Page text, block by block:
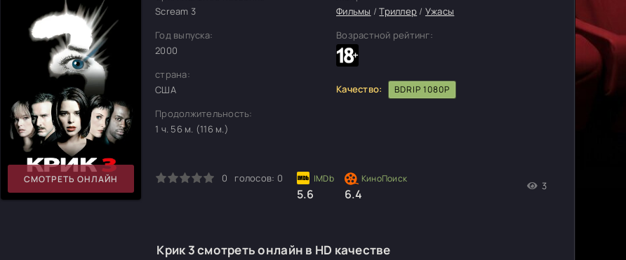
СМОТРЕТЬ ОНЛАЙН
Scream 3
Год выпуска:
2000
страна:
США
Продолжительность:
1 ч. 56 м. (116 м.)
1 2 3 0 голосов: 0
5.6 6.4
3
Фильмы /Триллер / Ужасы
Возрастной рейтинг:
Качество: BDRIP 1080P
Крик 3 смотреть онлайн в HD качестве